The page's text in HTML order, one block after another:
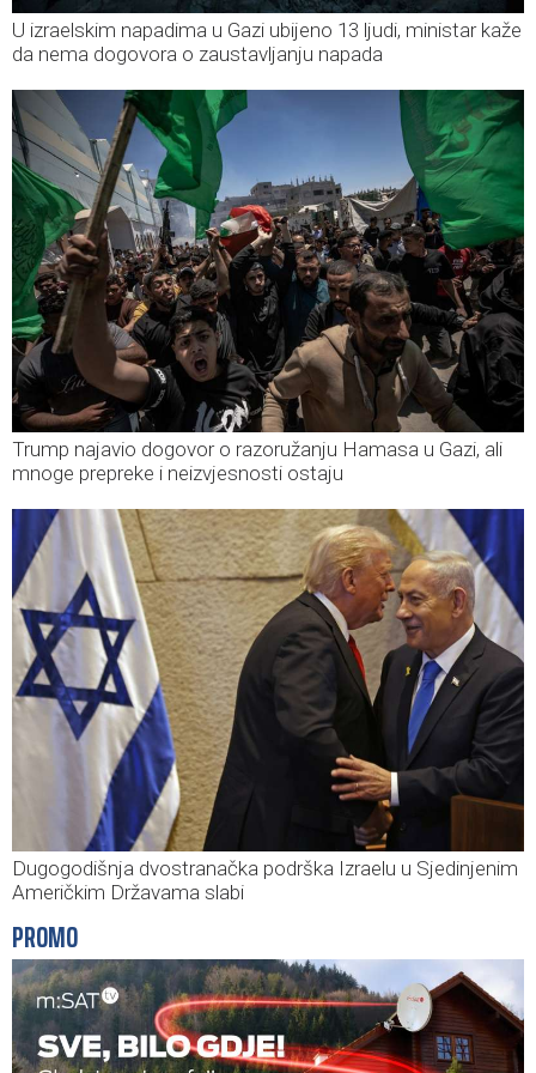
U izraelskim napadima u Gazi ubijeno 13 ljudi, ministar kaže
da nema dogovora o zaustavljanju napada
Trump najavio dogovor o razoružanju Hamasa u Gazi, ali
mnoge prepreke i neizvjesnosti ostaju
Dugogodišnja dvostranačka podrška Izraelu u Sjedinjenim
Američkim Državama slabi
PROMO